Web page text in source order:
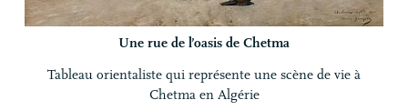
Une rue de l’oasis de Chetma
Tableau orientaliste qui représente une scène de vie à
Chetma en Algérie